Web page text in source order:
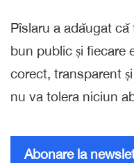
Pîslaru a adăugat
bun public și fiecare
corect, transparent
nu va tolera niciun
Abonare la